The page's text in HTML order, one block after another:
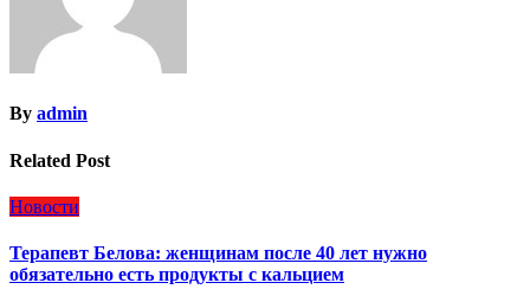
By admin
Related Post
Новости
Терапевт Белова: женщинам после 40 лет нужно
обязательно есть продукты с кальцием